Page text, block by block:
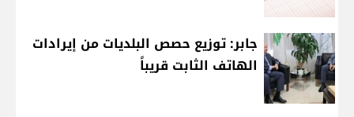
جابر: توزيع حصص البلديات من إيرادات
الهاتف الثابت قريباً